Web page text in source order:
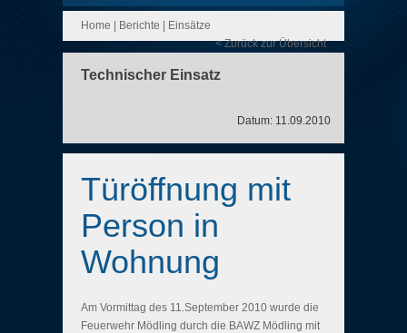
Home Berichte
Einsätze
< Zurück zur Übersicht
Technischer Einsatz
Datum: 11.09.2010
Türöffnung mit
Person in
Wohnung
Am Vormittag des 11.September 2010 wurde die
Feuerwehr Mödling durch die BAWZ Mödling mit